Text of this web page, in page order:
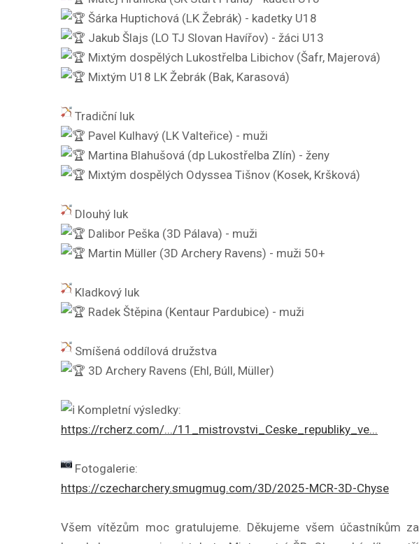
Šárka Huptichová (LK Žebrák) - kadetky U18
Jakub Šlajs (LO TJ Slovan Havířov) - žáci U13
Mixtým dospělých Lukostřelba Libichov (Šafr, Majerová)
Mixtým U18 LK Žebrák (Bak, Karasová)
Tradiční luk
Pavel Kulhavý (LK Valteřice) - muži
Martina Blahušová (dp Lukostřelba Zlín) - ženy
Mixtým dospělých Odyssea Tišnov (Kosek, Kršková)
Dlouhý luk
Dalibor Peška (3D Pálava) - muži
Martin Müller (3D Archery Ravens) - muži 50+
Kladkový luk
Radek Štěpina (Kentaur Pardubice) - muži
Smíšená oddílová družstva
3D Archery Ravens (Ehl, Búll, Müller)
Kompletní výsledky:
https://rcherz.com/.../11_mistrovstvi_Ceske_republiky_ve...
Fotogalerie:
https://czecharchery.smugmug.com/3D/2025-MCR-3D-Chyse
Všem vítězům moc gratulujeme. Děkujeme všem účastníkům